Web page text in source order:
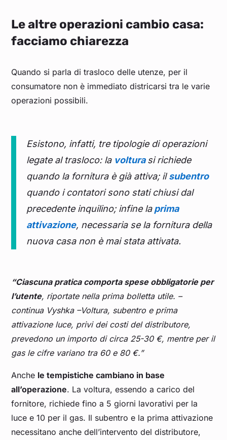
Le altre operazioni cambio casa:
facciamo chiarezza
Quando si parla di trasloco delle utenze, per il
consumatore non è immediato districarsi tra le varie
operazioni possibili.
Esistono, infatti, tre tipologie di operazioni
legate al trasloco: la voltura si richiede
quando la fornitura è già attiva; ilsubentro
quando i contatori sono stati chiusi dal
precedente inquilino; infine la prima
attivazione, necessaria se la fornitura della
nuova casa non è mai stata attivata.
“Ciascuna pratica comporta spese obbligatorie per
l’utente, riportate nella prima bolletta utile. –
continua Vyshka –Voltura, subentro e prima
attivazione luce, privi dei costi del distributore,
prevedono un importo di circa 25-30 €, mentre per il
gas le cifre variano tra 60 e 80 €.”
Anche le tempistiche cambiano in base
all’operazione. La voltura, essendo a carico del
fornitore, richiede fino a 5 giorni lavorativi per la
luce e 10 per il gas. Il subentro e la prima attivazione
necessitano anche dell’intervento del distributore,